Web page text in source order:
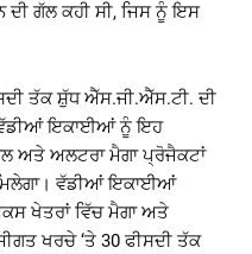
ਦੀ ਗੱਲ ਕਹੀ ਸੀ, ਜਿਸ ਨੂੰ ਇਸ
ਤੱਕ ਸ਼ੁੱਧ ਐੱਸ.ਜੀ.ਐੱਸ.ਟੀ. ਦੀ
ਵੱਡੀਆਂ ਇਕਾਈਆਂ ਨੂੰ ਇਹ
ਅਤੇ ਅਲਟਰਾ ਮੈਗਾ ਪ੍ਰੋਜੈਕਟਾਂ
ਵੱਡੀਆਂ ਇਕਾਈਆਂ
ਖੇਤਰਾਂ ਵਿੱਚ ਮੈਗਾ ਅਤੇ
ਖਰਚੇ ‘ਤੇ 30 ਫੀਸਦੀ ਤੱਕ